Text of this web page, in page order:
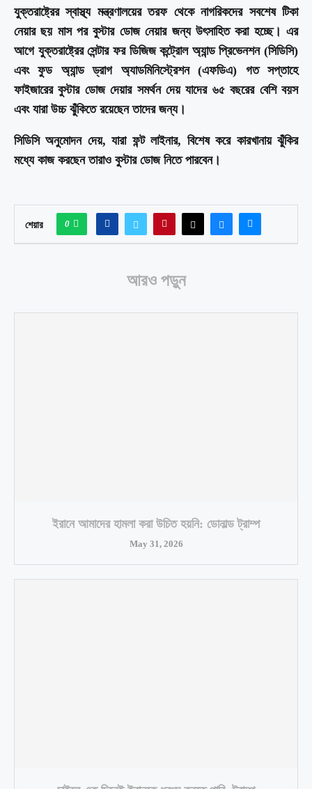
যুক্তরাষ্ট্রের স্বাস্থ্য মন্ত্রণালয়ের তরফ থেকে নাগরিকদের সবশেষ টিকা
নেয়ার ছয় মাস পর বুস্টার ডোজ নেয়ার জন্য উৎসাহিত করা হচ্ছে। এর
আগে যুক্তরাষ্ট্রের সেন্টার ফর ডিজিজ কন্ট্রোল অ্যান্ড প্রিভেনশন (সিডিসি)
এবং ফুড অ্যান্ড ড্রাগ অ্যাডমিনিস্ট্রেশন (এফডিএ) গত সপ্তাহে
ফাইজারের বুস্টার ডোজ দেয়ার সমর্থন দেয় যাদের ৬৫ বছরের বেশি বয়স
এবং যারা উচ্চ ঝুঁকিতে রয়েছেন তাদের জন্য।
সিডিসি অনুমোদন দেয়, যারা ফন্ট লাইনার, বিশেষ করে কারখানায় ঝুঁকির
মধ্যে কাজ করছেন তারাও বুস্টার ডোজ নিতে পারবেন।
শেয়ার 0
আরও পড়ুন
ইরানে আমাদের হামলা করা উচিত হয়নি: ডোনাল্ড ট্রাম্প
May 31, 2026